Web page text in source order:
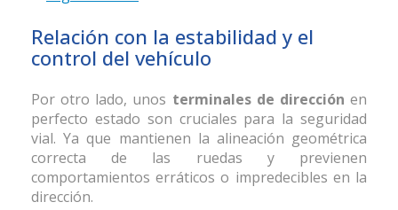
Relación con la estabilidad y el
control del vehículo
Por otro lado, unos terminales de dirección en
perfecto estado son cruciales para la seguridad
vial. Ya que mantienen la alineación geométrica
correcta de las ruedas y previenen
comportamientos erráticos o impredecibles en la
dirección.